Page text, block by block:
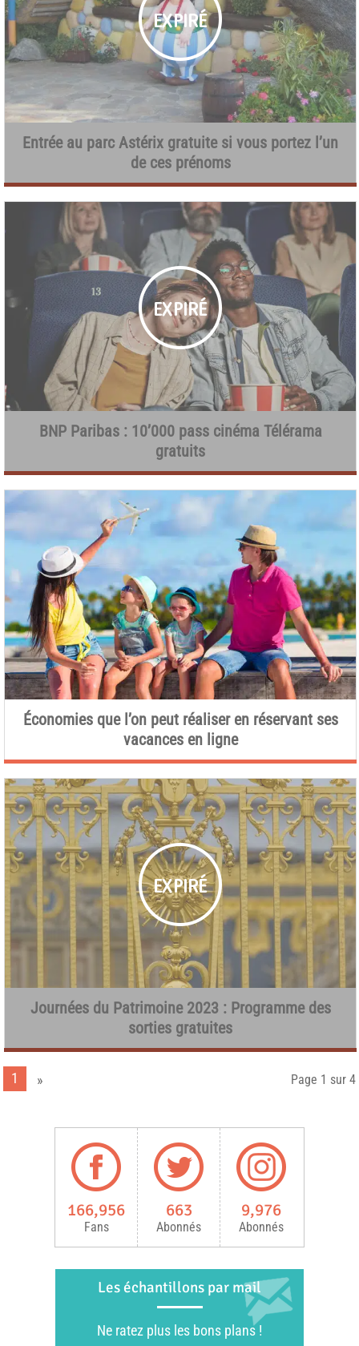
Entrée au parc Astérix gratuite si vous portez l’un
de ces prénoms
BNP Paribas : 10’000 pass cinéma Télérama
gratuits
Économies que l’on peut réaliser en réservant ses
vacances en ligne
Journées du Patrimoine 2023 : Programme des
sorties gratuites
Page 1 sur 4
1 »
166,956
Fans
663
Abonnés
9,976
Abonnés
Les échantillons par mail
Ne ratez plus les bons plans !